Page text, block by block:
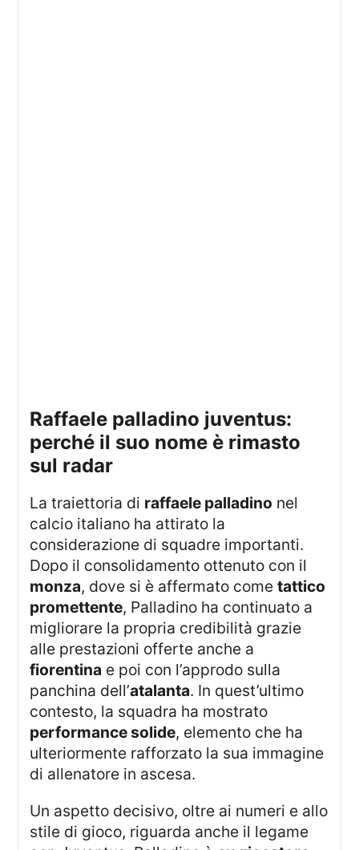
raffaele palladino juventus:
perché il suo nome è rimasto
sul radar
La traiettoria di raffaele palladino nel
calcio italiano ha attirato la
considerazione di squadre importanti.
Dopo il consolidamento ottenuto con il
monza, dove si è affermato cometattico
promettente, Palladino ha continuato a
migliorare la propria credibilità grazie
alle prestazioni offerte anche a
fiorentina e poi con l’approdo sulla
panchina dell’atalanta. In quest’ultimo
contesto, la squadra ha mostrato
performance solide, elemento che ha
ulteriormente rafforzato la sua immagine
di allenatore in ascesa.
Un aspetto decisivo, oltre ai numeri e allo
stile di gioco, riguarda anche il legame